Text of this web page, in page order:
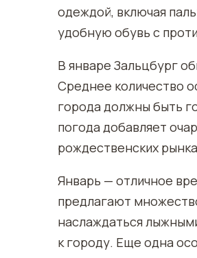
одеждой, включая
удобную обувь с
В январе Зальцбург
Среднее количество
города должны быть
погода добавляет
рождественских
Январь — отличное
предлагают
наслаждаться
к городу. Еще одна